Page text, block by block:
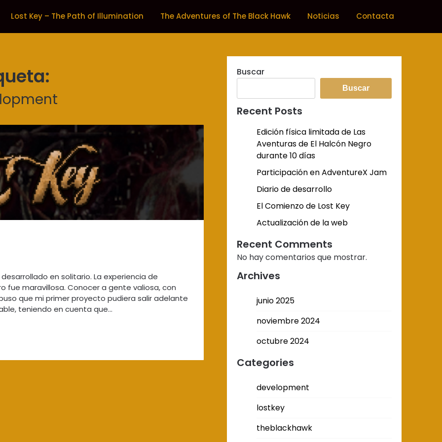
Lost Key – The Path of Illumination The Adventures of The Black Hawk Noticias Contacta
en solitario. La experiencia de
fue maravillosa. Conocer a gente valiosa, con
que mi primer proyecto pudiera salir adelante
teniendo en cuenta que…
Buscar
Buscar
Recent Posts
Edición física limitada de Las
Aventuras de El Halcón Negro
durante 10 días
Participación en AdventureX Jam
Diario de desarrollo
El Comienzo de Lost Key
Actualización de la web
Recent Comments
No hay comentarios que mostrar.
Archives
junio 2025
noviembre 2024
octubre 2024
Categories
development
lostkey
theblackhawk